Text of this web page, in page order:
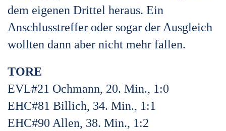
dem eigenen Drittel heraus. Ein
Anschlusstreffer oder sogar der Ausgleich
wollten dann aber nicht mehr fallen.
TORE
EVL#21 Ochmann, 20. Min., 1:0
EHC#81 Billich, 34. Min., 1:1
EHC#90 Allen, 38. Min., 1:2